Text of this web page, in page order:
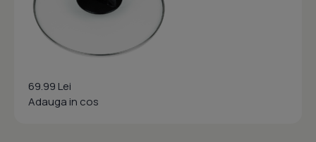
69.99 Lei
Adauga in cos